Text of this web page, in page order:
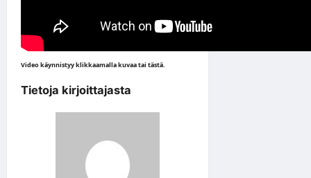
Video käynnistyy klikkaamalla kuvaa tai tästä.
Tietoja kirjoittajasta